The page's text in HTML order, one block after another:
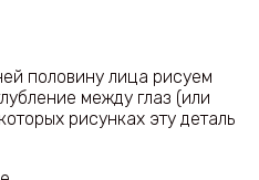
половину лица рисуем
между глаз (или
рисунках эту деталь